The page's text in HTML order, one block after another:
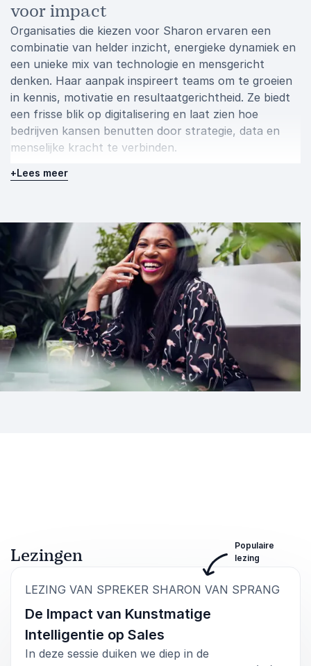
voor impact
Organisaties die kiezen voor Sharon ervaren een
combinatie van helder inzicht, energieke dynamiek en
een unieke mix van technologie en mensgericht
denken. Haar aanpak inspireert teams om te groeien
in kennis, motivatie en resultaatgerichtheid. Ze biedt
een frisse blik op digitalisering en laat zien hoe
bedrijven kansen benutten door strategie, data en
menselijke kracht te verbinden.
Boek spreker Sharon van Sprang voor een sessie die
te maken.
+Lees meer
Lezingen
LEZING VAN SPREKER SHARON VAN SPRANG
De Impact van Kunstmatige
Intelligentie op Sales
In deze sessie duiken we diep in de
Populaire
lezing